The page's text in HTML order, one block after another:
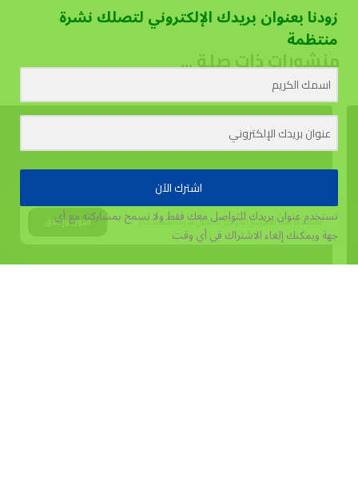
منشورات ذات صلة ...
يستخدم هذا الموقع الكوكيز لتحسين تجربة المستخدم. قبول وإغلاق
زودنا بعنوان بريدك الإلكتروني لتصلك نشرة
منتظمة
اشترك الآن
نستخدم عنوان بريدك للتواصل معك فقط ولا نسمح بمشاركته مع أي
جهةويمكنك إلغاء الاشتراك في أي وقت